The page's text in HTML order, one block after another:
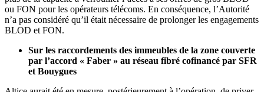
ou FON pour les opérateurs télécoms. En conséquence, l’Autorité
n’a pas considéré qu’il était nécessaire de prolonger les engagements
BLOD et FON.
Sur les raccordements des immeubles de la zone couverte
par l’accord « Faber » au réseau fibré cofinancé par SFR
et Bouygues